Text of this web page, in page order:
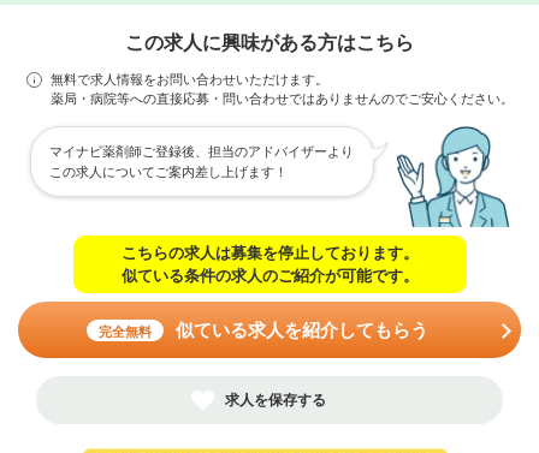
この求人に興味がある方はこちら
無料で求人情報をお問い合わせいただけます。
薬局・病院等への直接応募・問い合わせではありませんのでご安心ください。
マイナビ薬剤師ご登録後、担当のアドバイザーより
この求人についてご案内差し上げます！
こちらの求人は募集を停止しております。
似ている条件の求人のご紹介が可能です。
完全無料 似ている求人を紹介してもらう
求人を保存する